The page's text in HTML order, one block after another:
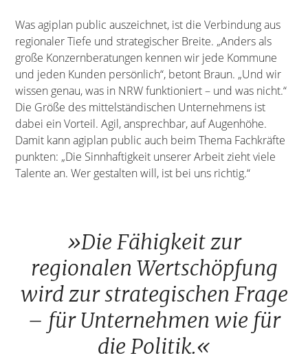
Was agiplan public auszeichnet, ist die Verbindung aus
regionaler Tiefe und strategischer Breite. „Anders als
große Konzernberatungen kennen wir jede Kommune
und jeden Kunden persönlich“, betont Braun. „Und wir
wissen genau, was in NRW funktioniert – und was nicht.“
Die Größe des mittelständischen Unternehmens ist
dabei ein Vorteil. Agil, ansprechbar, auf Augenhöhe.
Damit kann agiplan public auch beim Thema Fachkräfte
punkten: „Die Sinnhaftigkeit unserer Arbeit zieht viele
Talente an. Wer gestalten will, ist bei uns richtig.“
»Die Fähigkeit zur
regionalen Wertschöpfung
wird zur strategischen Frage
– für Unternehmen wie für
die Politik.«